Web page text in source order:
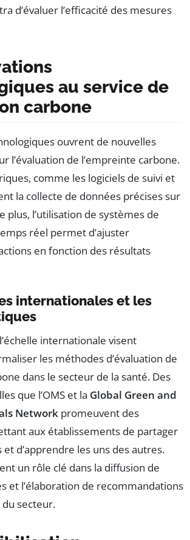
d’évaluer l’efficacité des mesures
au service de
carbone
ouvrent de nouvelles
l’évaluation de l’empreinte carbone.
comme les logiciels de suivi et
la collecte de données précises sur
plus, l’utilisation de systèmes de
réel permet d’ajuster
en fonction des résultats
internationales et les
internationale visent
les méthodes d’évaluation de
dans le secteur de la santé. Des
que l’OMS et la Global Green and
Network promeuvent des
aux établissements de partager
d’apprendre les uns des autres.
un rôle clé dans la diffusion de
et l’élaboration de recommandations
secteur.